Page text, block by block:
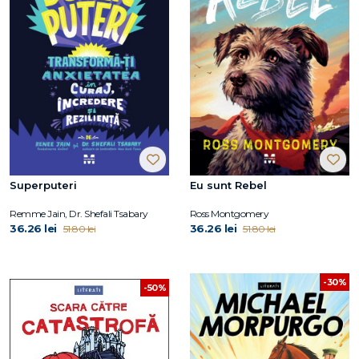
Superputeri
Remme Jain, Dr. Shefali Tsabary
36.26 lei 51.80 lei
Eu sunt Rebel
Ross Montgomery
36.26 lei 51.80 lei
-50% -30%